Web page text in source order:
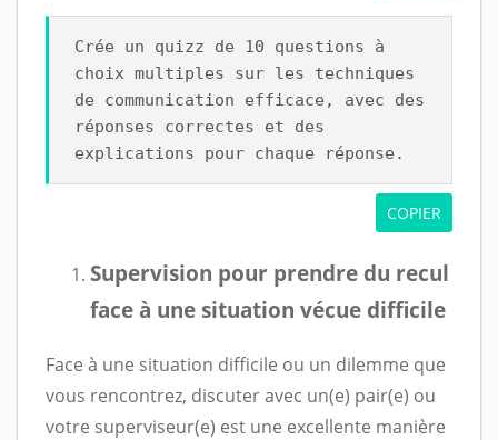
Crée un quizz de 10 questions à
choix multiples sur les techniques
de communication efficace, avec des
réponses correctes et des
explications pour chaque réponse.
COPIER
Supervision pour prendre du recul
face à une situation vécue difficile
Face à une situation difficile ou un dilemme que
vous rencontrez, discuter avec un(e) pair(e) ou
votre superviseur(e) est une excellente manière